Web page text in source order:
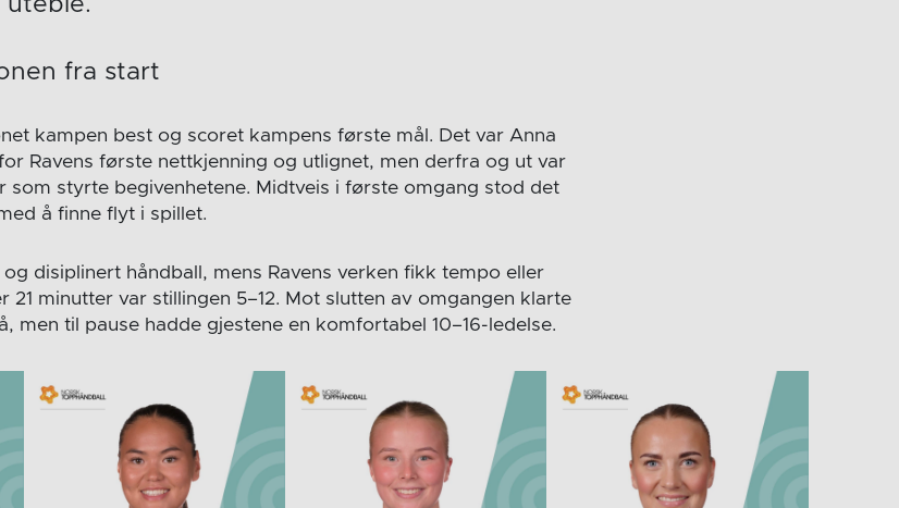
fra start
kampen best og scoret kampens første mål. Det var Anna
Ravens første nettkjenning og utlignet, men derfra og ut var
som styrte begivenhetene. Midtveis i første omgang stod det
å finne flyt i spillet.
disiplinert håndball, mens Ravens verken fikk tempo eller
21 minutter var stillingen 5–12. Mot slutten av omgangen klarte
men til pause hadde gjestene en komfortabel 10–16-ledelse.